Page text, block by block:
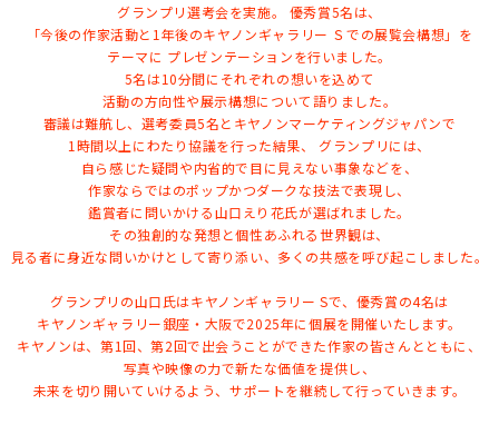
グランプリ選考会を実施。
優秀賞5名は、
「今後の作家活動と1年後のキヤノンギャラリー Ｓでの展覧会構想」を
テーマに プレゼンテーションを行いました。
5名は10分間にそれぞれの想いを込めて
活動の方向性や展示構想について語りました。
審議は難航し、選考委員5名とキヤノンマーケティングジャパンで
1時間以上にわたり協議を行った結果、
グランプリには、
自ら感じた疑問や内省的で目に見えない事象などを、
作家ならではのポップかつダークな技法で表現し、
鑑賞者に問いかける山口えり花氏が選ばれました。
その独創的な発想と個性あふれる世界観は、
見る者に身近な問いかけとして寄り添い、多くの共感を呼び起こしました。
グランプリの山口氏はキヤノンギャラリー Sで、 優秀賞の4名は
キヤノンギャラリー銀座・大阪で2025年に個展を開催いたします。
キヤノンは、第1回、第2回で出会うことができた作家の皆さんとともに、
写真や映像の力で新たな価値を提供し、
未来を切り開いていけるよう、サポートを継続して行っていきます。